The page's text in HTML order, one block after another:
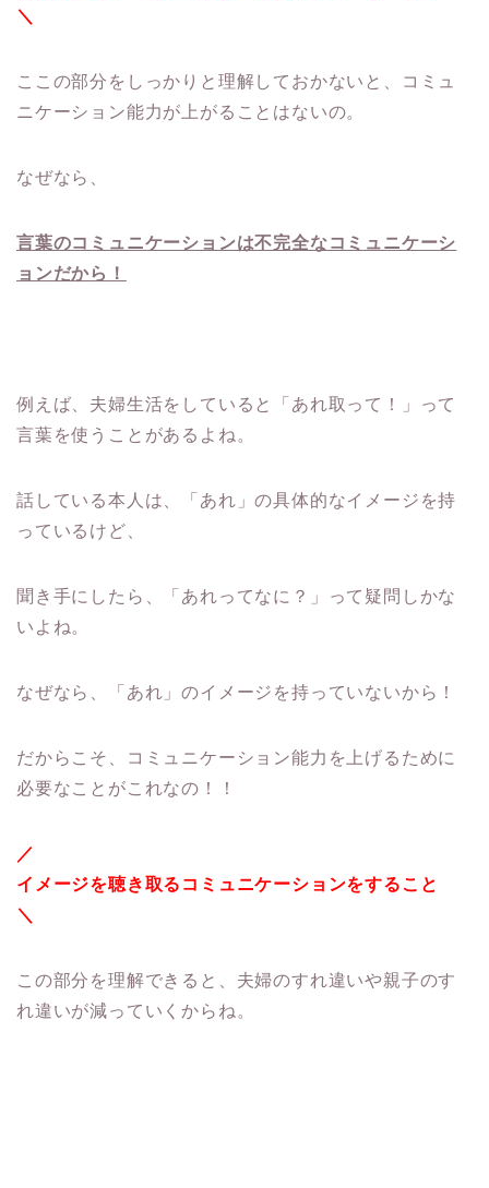
＼
ここの部分をしっかりと理解しておかないと、コミュ
ニケーション能力が上がることはないの。
なぜなら、
言葉のコミュニケーションは不完全なコミュニケーシ
ョンだから！
例えば、夫婦生活をしていると「あれ取って！」って
言葉を使うことがあるよね。
話している本人は、「あれ」の具体的なイメージを持
っているけど、
聞き手にしたら、「あれってなに？」って疑問しかな
いよね。
なぜなら、「あれ」のイメージを持っていないから！
だからこそ、コミュニケーション能力を上げるために
必要なことがこれなの！！
／
イメージを聴き取るコミュニケーションをすること
＼
この部分を理解できると、夫婦のすれ違いや親子のす
れ違いが減っていくからね。